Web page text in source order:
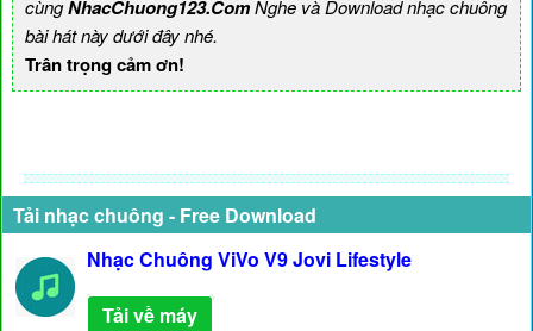
cùngNhacChuong123.ComNghe và Download nhạc chuông
bài hát này dưới đây nhé.
Trân trọng cảm ơn!
Tải nhạc chuông - Free Download
Nhạc Chuông ViVo V9 Jovi Lifestyle
Tải về máy